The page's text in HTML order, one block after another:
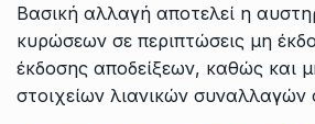
Βασική αλλαγή αποτελεί η
κυρώσεων σε περιπτώσεις μη
έκδοσης αποδείξεων, καθώς και
στοιχείων λιανικών